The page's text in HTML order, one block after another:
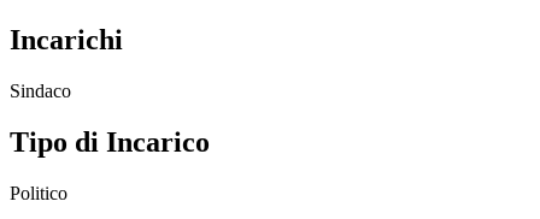
Incarichi
Sindaco
Tipo di Incarico
Politico